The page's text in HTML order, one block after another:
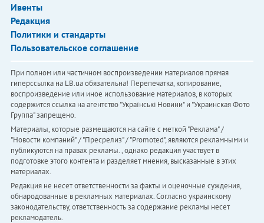
Ивенты
Редакция
Политики и стандарты
Пользовательское соглашение
При полном или частичном воспроизведении материалов прямая
гиперссылка на LB.ua обязательна! Перепечатка, копирование,
воспроизведение или иное использование материалов, в которых
содержится ссылка на агентство "Українськi Новини" и "Украинская Фото
Группа" запрещено.
Материалы, которые размещаются на сайте с меткой "Реклама" /
"Новости компаний" / "Пресрелиз" / "Promoted", являются рекламными и
публикуются на правах рекламы. , однако редакция участвует в
подготовке этого контента и разделяет мнения, высказанные в этих
материалах.
Редакция не несет ответственности за факты и оценочные суждения,
обнародованные в рекламных материалах. Согласно украинскому
законодательству, ответственность за содержание рекламы несет
рекламодатель.